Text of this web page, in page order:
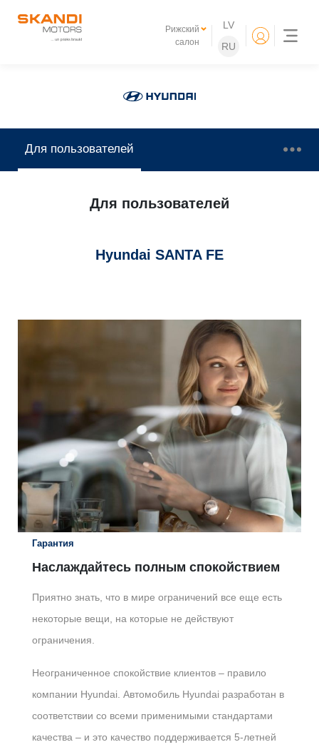
Рижский
салон
LV
RU
Для пользователей
Для пользователей
Hyundai SANTA FE
Гарантия
Наслаждайтесь полным спокойствием
Приятно знать, что в мире ограничений все еще есть
некоторые вещи, на которые не действуют
ограничения.
Неограниченное спокойствие клиентов – правило
компании Hyundai. Автомобиль Hyundai разработан в
соответствии со всеми применимыми стандартами
качества – и это качество поддерживается 5-летней